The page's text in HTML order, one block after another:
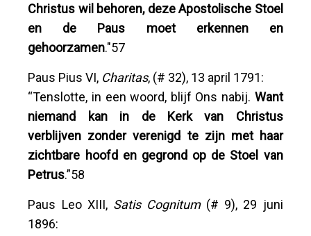
Christus wil behoren, deze Apostolische Stoel
en de Paus moet erkennen en
gehoorzamen."57
Paus Pius VI, Charitas, (# 32), 13 april 1791:
“Tenslotte, in een woord, blijf Ons nabij. Want
niemand kan in de Kerk van Christus
verblijven zonder verenigd te zijn met haar
zichtbare hoofd en gegrond op de Stoel van
Petrus.”58
Paus Leo XIII, Satis Cognitum (# 9), 29 juni
1896: